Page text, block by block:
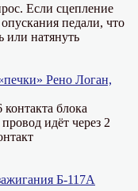
Если сцепление
педали, что
или натянуть
Рено Логан,
контакта блока
идёт через 2
Б-117А